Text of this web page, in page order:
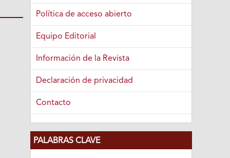
Política de acceso abierto
Equipo Editorial
Información de la Revista
Declaración de privacidad
Contacto
PALABRAS CLAVE